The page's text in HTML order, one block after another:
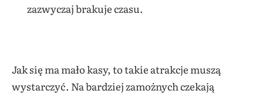
zazwyczaj brakuje czasu.
Jak się ma mało kasy, to takie atrakcje muszą
wystarczyć. Na bardziej zamożnych czekają